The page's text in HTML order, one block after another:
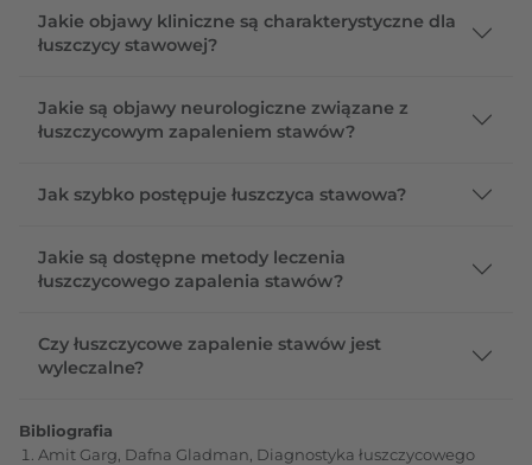
Jakie objawy kliniczne są charakterystyczne dla
łuszczycy stawowej?
Jakie są objawy neurologiczne związane z
łuszczycowym zapaleniem stawów?
Jak szybko postępuje łuszczyca stawowa?
Jakie są dostępne metody leczenia
łuszczycowego zapalenia stawów?
Czy łuszczycowe zapalenie stawów jest
wyleczalne?
Bibliografia
Amit Garg, Dafna Gladman, Diagnostyka łuszczycowego